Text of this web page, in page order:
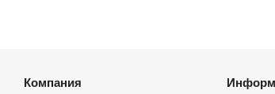
Компания